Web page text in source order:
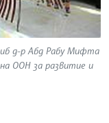
д-р Абд Рабу Мифта
ООН за развитие и